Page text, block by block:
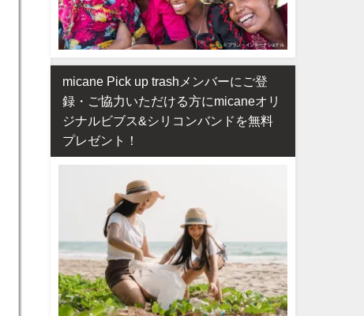
micane Pick up trashメンバーにご登
録・ご協力いただける方にmicaneオリ
ジナルビブス&シリコンバンドを無料
プレゼント！